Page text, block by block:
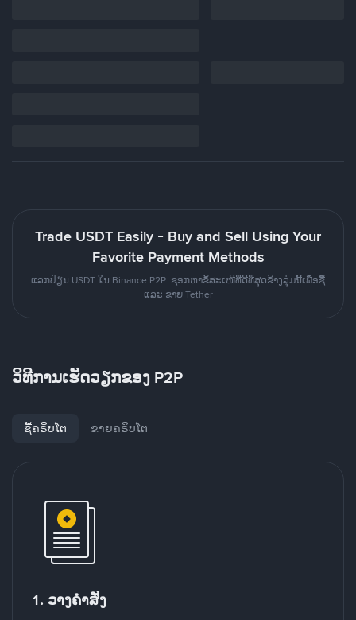
Trade USDT Easily - Buy and Sell Using Your
Favorite Payment Methods
ແລກປ່ຽນ USDT ໃນ Binance P2P. ຊອກຫາຂໍ້ສະເໜີທີ່ດີທີ່ສຸດຂ້າງລຸ່ມນີ້ເພື່ອຊື້
ແລະ ຂາຍ Tether
ວິທີການເຮັດວຽກຂອງ P2P
ຊື້ຄຣິບໂຕ ຂາຍຄຣິບໂຕ
1. ວາງຄໍາສັ່ງ